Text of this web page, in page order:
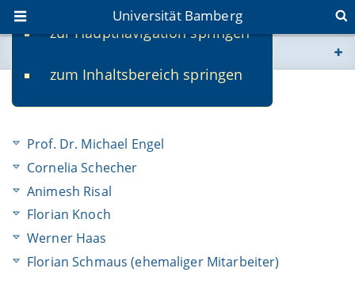
zur Hauptnavigation springen
zum Inhaltsbereich springen
Universität Bamberg
www.uni-bamberg.de
fis.uni-bamberg.de
Team
Prof. Dr. Michael Engel
Cornelia Schecher
Animesh Risal
Florian Knoch
Werner Haas
Florian Schmaus (ehemaliger Mitarbeiter)